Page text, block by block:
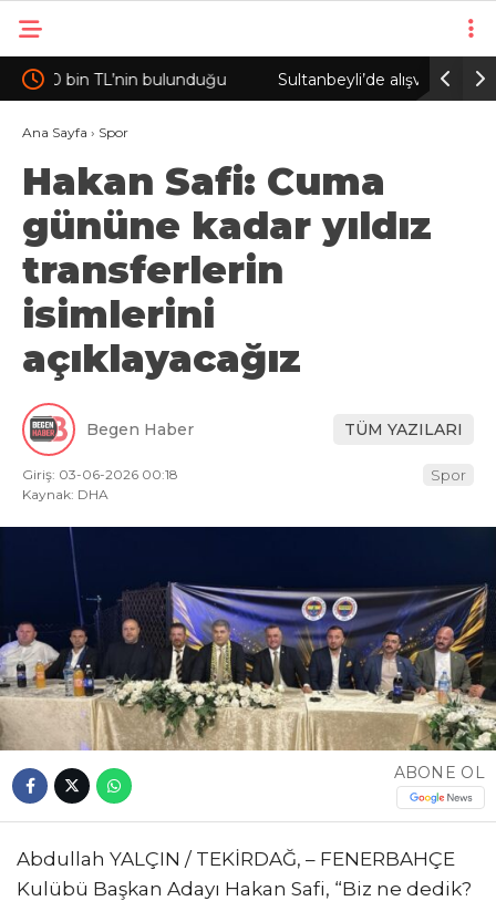
Sultanbeyli’de alışveriş merkezinde çıkan
yangın söndürüldü
Ana Sayfa › Spor
Hakan Safi: Cuma
gününe kadar yıldız
transferlerin
isimlerini
açıklayacağız
Begen Haber TÜM YAZILARI
Giriş: 03-06-2026 00:18
Kaynak: DHA
Spor
ABONE OL
Abdullah YALÇIN / TEKİRDAĞ, – FENERBAHÇE
Kulübü Başkan Adayı Hakan Safi, “Biz ne dedik?